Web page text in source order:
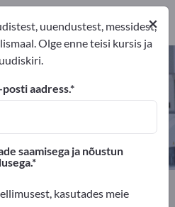
kaitseriided –
tarnijaid
1
Tootja
kaitse
×
uuendustest, messidest,
Olge enne teisi kursis ja
aadress.
saamisega ja nõustun
kasutades meie